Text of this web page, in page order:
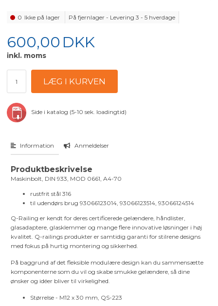
0 Ikke på lager På fjernlager - Levering 3 - 5 hverdage
600,00 DKK
inkl. moms
Side i katalog (5-10 sek. loadingtid)
Information Anmeldelser
Produktbeskrivelse
Maskinbolt, DIN 933, MOD 0661, A4-70
rustfrit stål 316
til udendørs brug 93066123014, 93066123514, 93066124514
Q-Railing er kendt for deres certificerede gelændere, håndlister,
glasadaptere, glasklemmer og mange flere innovative løsninger i høj
kvalitet. Q-railings produkter er samtidig garanti for stilrene designs
med fokus på hurtig montering og sikkerhed.
På baggrund af det fleksible modulære design kan du sammensætte
komponenterne som du vil og skabe smukke gelændere, så dine
ønsker og idéer bliver til virkelighed.
Størrelse - M12 x 30 mm, QS-223